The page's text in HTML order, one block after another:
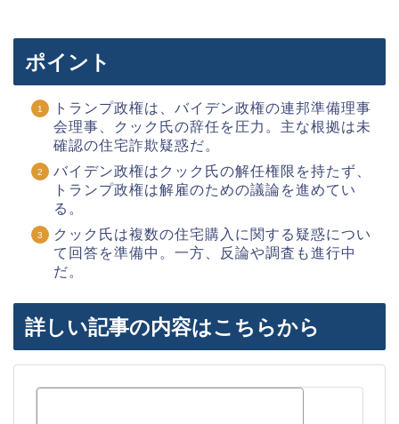
ポイント
トランプ政権は、バイデン政権の連邦準備理事
会理事、クック氏の辞任を圧力。主な根拠は未
確認の住宅詐欺疑惑だ。
バイデン政権はクック氏の解任権限を持たず、
トランプ政権は解雇のための議論を進めてい
る。
クック氏は複数の住宅購入に関する疑惑につい
て回答を準備中。一方、反論や調査も進行中
だ。
詳しい記事の内容はこちらから